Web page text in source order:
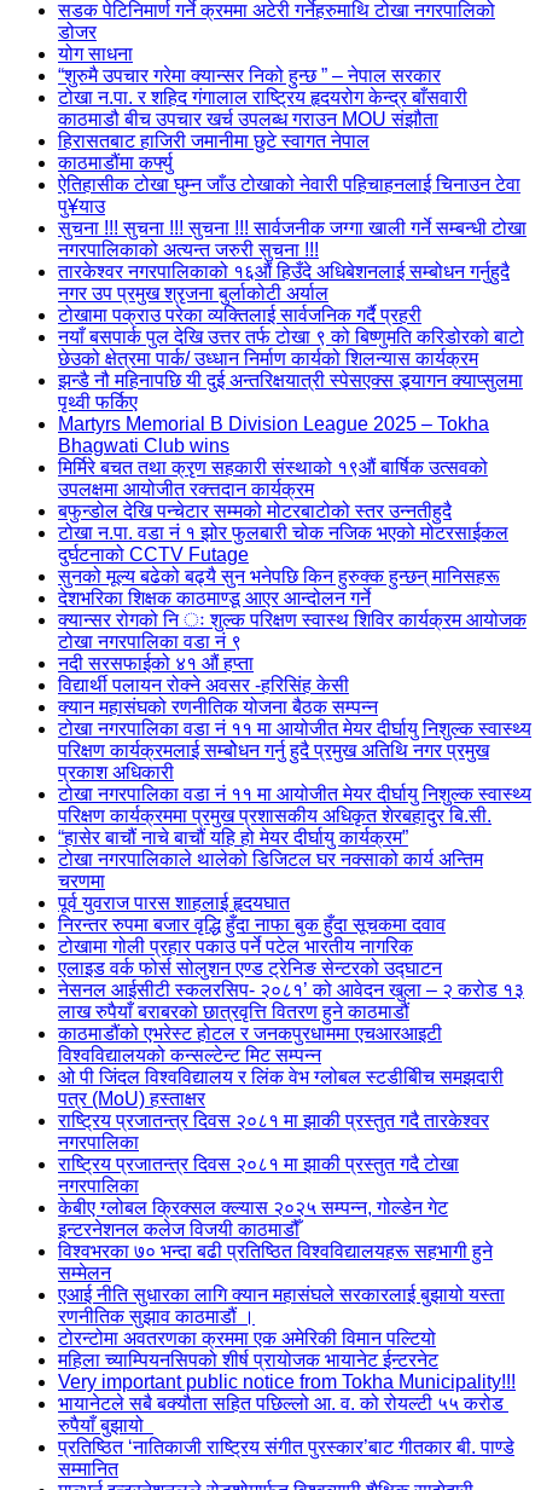
सडक पेटिनिमार्ण गर्ने क्रममा अटेरी गर्नेहरुमाथि टोखा नगरपालिको
डोजर
योग साधना
“शुरुमै उपचार गरेमा क्यान्सर निको हुन्छ ” – नेपाल सरकार
टोखा न.पा. र शहिद गंगालाल राष्ट्रिय हृदयरोग केन्द्र बाँसवारी
काठमाडौ बीच उपचार खर्च उपलब्ध गराउन MOU संझौता
हिरासतबाट हाजिरी जमानीमा छुटे स्वागत नेपाल
काठमाडौंमा कर्फ्यु
ऐतिहासीक टोखा घुम्न जाँउ टोखाको नेवारी पहिचाहनलाई चिनाउन टेवा
पु¥याउ
सुचना !!! सुचना !!! सुचना !!! सार्वजनीक जग्गा खाली गर्ने सम्बन्धी टोखा
नगरपालिकाको अत्यन्त जरुरी सुचना !!!
तारकेश्वर नगरपालिकाको १६औं हिउँदे अधिबेशनलाई सम्बोधन गर्नुहुदै
नगर उप प्रमुख श्रृजना बुर्लाकोटी अर्याल
टोखामा पक्राउ परेका व्यक्तिलाई सार्वजनिक गर्दै प्रहरी
नयाँ बसपार्क पुल देखि उत्तर तर्फ टोखा ९ को बिष्णुमति करिडोरको बाटो
छेउको क्षेत्रमा पार्क/ उध्धान निर्माण कार्यको शिलन्यास कार्यक्रम
झन्डै नौ महिनापछि यी दुई अन्तरिक्षयात्री स्पेसएक्स ड्र्यागन क्याप्सुलमा
पृथ्वी फर्किए
Martyrs Memorial B Division League 2025 – Tokha
Bhagwati Club wins
मिर्मिरे बचत तथा क्रृण सहकारी संस्थाको १९औं बार्षिक उत्सवको
उपलक्षमा आयोजीत रक्त्तदान कार्यक्रम
बफुन्डोल देखि पन्चेटार सम्मको मोटरबाटोको स्तर उन्नतीहुदै
टोखा न.पा. वडा नं १ झोर फुलबारी चोक नजिक भएको मोटरसाईकल
दुर्घटनाको CCTV Futage
सुनको मूल्य बढेको बढ्यै सुन भनेपछि किन हुरुक्क हुन्छन् मानिसहरू
देशभरिका शिक्षक काठमाण्डू आएर आन्दोलन गर्ने
क्यान्सर रोगको नि ः शुल्क परिक्षण स्वास्थ शिविर कार्यक्रम आयोजक
टोखा नगरपालिका वडा नं ९
नदी सरसफाईको ४१ औं हप्ता
विद्यार्थी पलायन रोक्ने अवसर -हरिसिंह केसी
क्यान महासंघको रणनीतिक योजना बैठक सम्पन्न
टोखा नगरपालिका वडा नं ११ मा आयोजीत मेयर दीर्घायु निशुल्क स्वास्थ्य
परिक्षण कार्यक्रमलाई सम्बोेधन गर्नु हुदै प्रमुख अतिथि नगर प्रमुख
प्रकाश अधिकारी
टोखा नगरपालिका वडा नं ११ मा आयोजीत मेयर दीर्घायु निशुल्क स्वास्थ्य
परिक्षण कार्यक्रममा प्रमुख प्रशासकीय अधिकृत शेरबहादुर बि.सी.
“हासेर बाचौं नाचे बाचौं यहि हो मेयर दीर्घायु कार्यक्रम”
टोखा नगरपालिकाले थालेको डिजिटल घर नक्साको कार्य अन्तिम
चरणमा
पूर्व युवराज पारस शाहलाई हृदयघात
निरन्तर रुपमा बजार वृद्धि हुँदा नाफा बुक हुँदा सूचकमा दवाव
टोखामा गोली प्रहार पकाउ पर्ने पटेल भारतीय नागरिक
एलाइड वर्क फोर्स सोलुशन एण्ड ट्रेनिङ सेन्टरको उद्घाटन
नेसनल आईसीटी स्कलरसिप- २०८१’ को आवेदन खुला – २ करोड १३
लाख रुपैयाँ बराबरको छात्रवृत्ति वितरण हुने काठमाडौं
काठमाडौंको एभरेस्ट होटल र जनकपुरधाममा एचआरआइटी
विश्वविद्यालयको कन्सल्टेन्ट मिट सम्पन्न
ओ पी जिंदल विश्वविद्यालय र लिंक वेभ ग्लोबल स्टडीबीिच समझदारी
पत्र (MoU) हस्ताक्षर
राष्ट्रिय प्रजातन्त्र दिवस २०८१ मा झाकी प्रस्तुत गदै तारकेश्वर
नगरपालिका
राष्ट्रिय प्रजातन्त्र दिवस २०८१ मा झाकी प्रस्तुत गदै टोखा
नगरपालिका
केबीए ग्लोबल क्रिक्सल क्ल्यास २०२५ सम्पन्न, गोल्डेन गेट
इन्टरनेशनल कलेज विजयी काठमाडौँ
विश्वभरका ७० भन्दा बढी प्रतिष्ठित विश्वविद्यालयहरू सहभागी हुने
सम्मेलन
एआई नीति सुधारका लागि क्यान महासंघले सरकारलाई बुझायो यस्ता
रणनीतिक सुझाव काठमाडौं ।
टोरन्टोमा अवतरणका क्रममा एक अमेरिकी विमान पल्टियो
महिला च्याम्पियनसिपको शीर्ष प्रायोजक भायानेट ईन्टरनेट
Very important public notice from Tokha Municipality!!!
भायानेटले सबै बक्यौता सहित पछिल्लो आ. व. को रोयल्टी ५५ करोड
रुपैयाँ बुझायो
प्रतिष्ठित ‘नातिकाजी राष्ट्रिय संगीत पुरस्कार’बाट गीतकार बी. पाण्डे
सम्मानित